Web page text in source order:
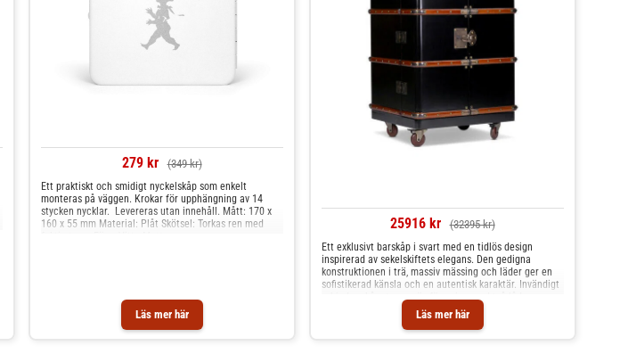
279 kr (349 kr)
Läs mer här
Ett praktiskt och smidigt nyckelskåp som enkelt
monteras på väggen. Krokar för upphängning av 14
stycken nycklar. Levereras utan innehåll. Mått: 170 x
160 x 55 mm Material: Plåt Skötsel: Torkas ren med
25916 kr (32395 kr)
Läs mer här
Ett exklusivt barskåp i svart med en tidlös design
inspirerad av sekelskiftets elegans. Den gedigna
konstruktionen i trä, massiv mässing och läder ger en
sofistikerad känsla och en autentisk karaktär. Invändigt
erbjuder skåpet generös förvaring med två lådor,
flaskställ i både horisontellt och vertikalt läge samt
flera smarta fack. Utrustat med hjul blir det enkelt att
flytta och placera efter behov.